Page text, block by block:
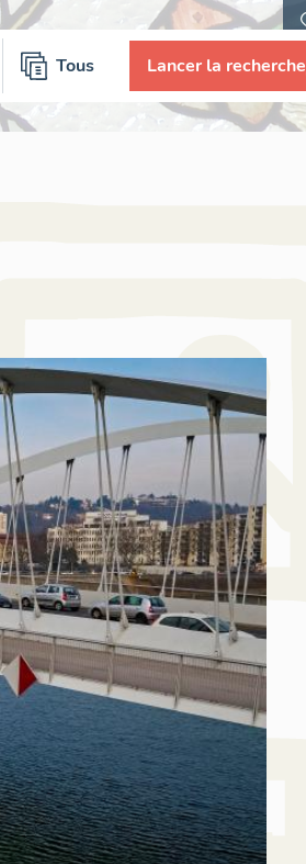
Tous Lancer la recherche